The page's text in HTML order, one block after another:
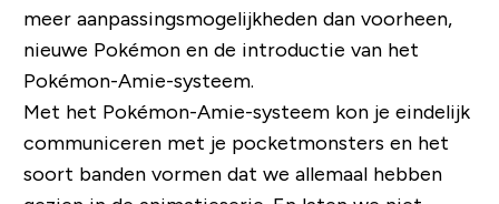
meer aanpassingsmogelijkheden dan voorheen,
nieuwe Pokémon en de introductie van het
Pokémon-Amie-systeem.
Met het Pokémon-Amie-systeem kon je eindelijk
communiceren met je pocketmonsters en het
soort banden vormen dat we allemaal hebben